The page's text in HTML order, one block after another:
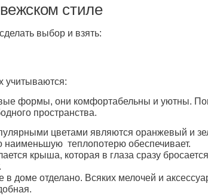
стиле
выбор и взять:
учитываются:
формы, они комфортабельны и уютны.
пространства.
цветами являются оранжевый и
теплопотерю обеспечивает.
крыша, которая в глаза сразу
доме отделано. Всяких мелочей и